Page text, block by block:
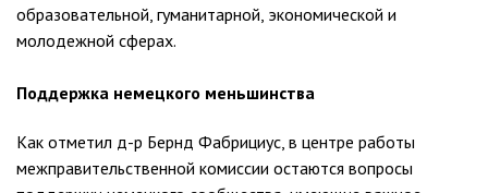
образовательной, гуманитарной, экономической и
молодежной сферах.
Поддержка немецкого меньшинства
Как отметил д-р Бернд Фабрициус, в центре работы
межправительственной комиссии остаются вопросы